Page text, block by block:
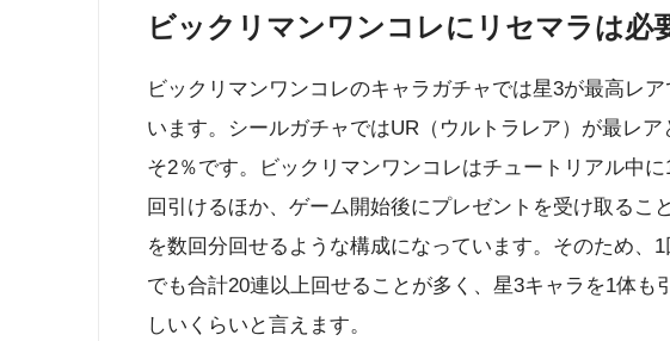
ビックリマンワンコレにリセマラは必
ビックリマンワンコレのキャラガチャでは星3が最高レ
います。シールガチャではUR（ウルトラレア）が最レ
そ2％です。ビックリマンワンコレはチュートリアル中
回引けるほか、ゲーム開始後にプレゼントを受け取るこ
を数回分回せるような構成になっています。そのため、
でも合計20連以上回せることが多く、星3キャラを1体も
しいくらいと言えます。